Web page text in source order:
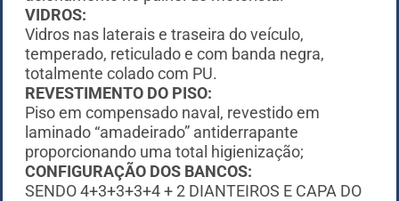
VIDROS:
Vidros nas laterais e traseira do veículo,
temperado, reticulado e com banda negra,
totalmente colado com PU.
REVESTIMENTO DO PISO:
Piso em compensado naval, revestido em
laminado “amadeirado” antiderrapante
proporcionando uma total higienização;
CONFIGURAÇÃO DOS BANCOS:
SENDO 4+3+3+3+4 + 2 DIANTEIROS E CAPA DO